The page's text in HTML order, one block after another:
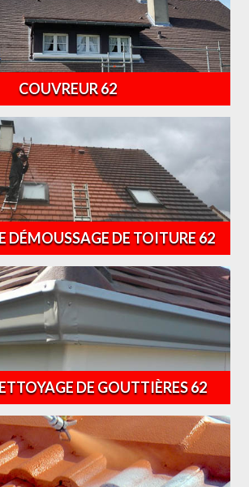
COUVREUR 62
DÉMOUSSAGE DE TOITURE 62
DE GOUTTIÈRES 62